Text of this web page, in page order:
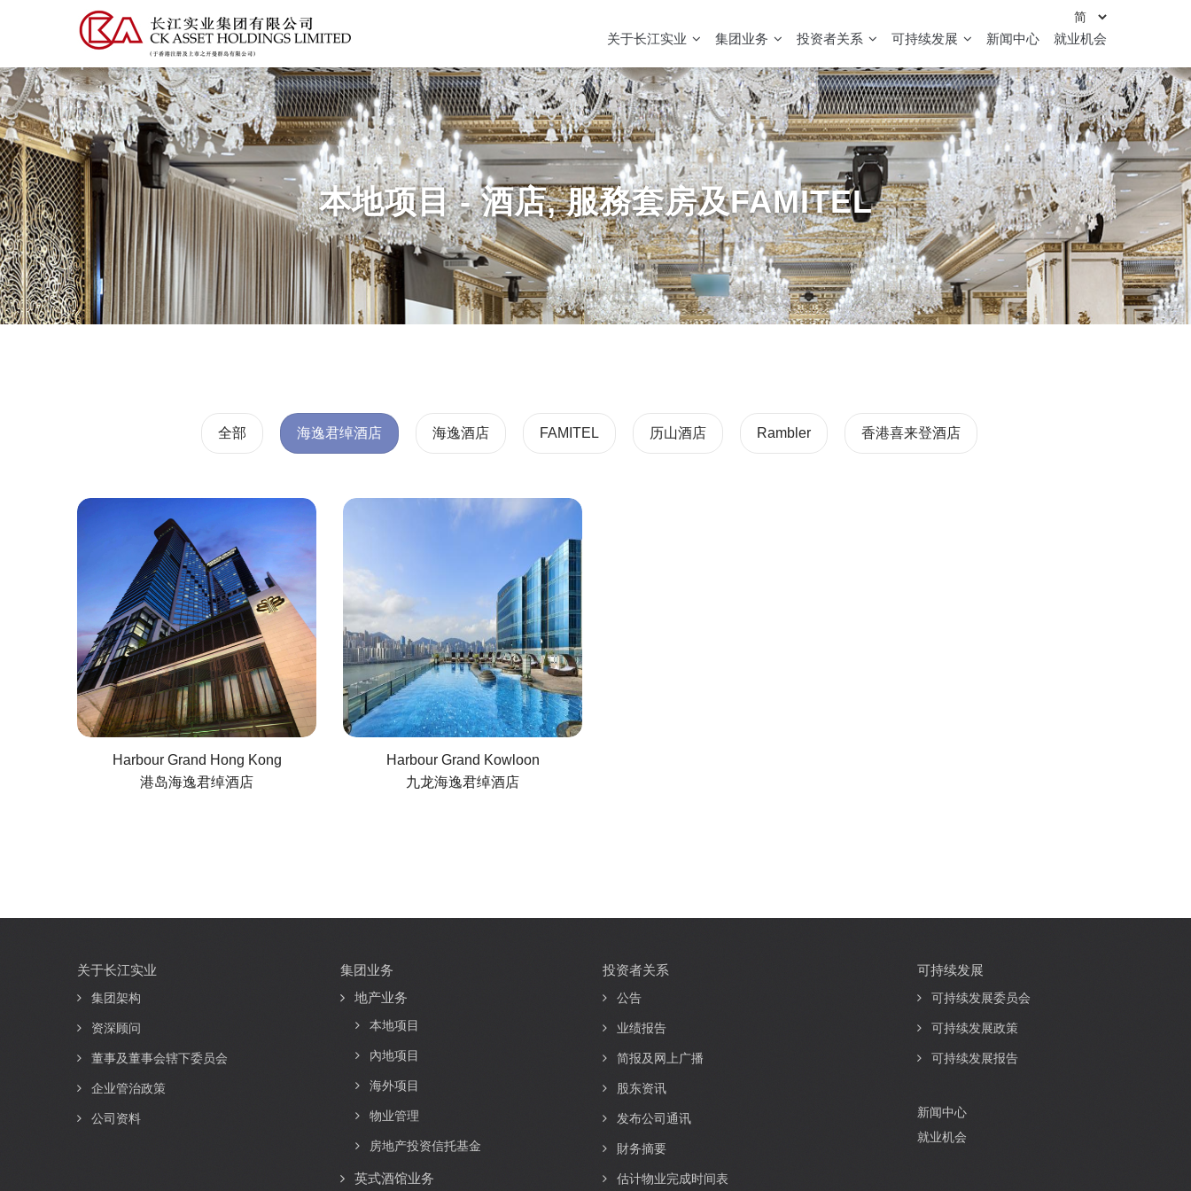
主
要
内
容
关于长江实业 集团业务 投资者关系 可持续发展 新闻中心 就业机会
本地项目 - 酒店, 服務套房及FAMITEL
全部 海逸君绰酒店 海逸酒店 FAMITEL 历山酒店 Rambler 香港喜来登酒店
Harbour Grand Hong Kong
港岛海逸君绰酒店
Harbour Grand Kowloon
九龙海逸君绰酒店
Main
navigation
关于长江实业
集团架构
资深顾问
董事及董事会辖下委员会
企业管治政策
公司资料
集团业务
地产业务
本地项目
內地项目
海外项目
物业管理
房地产投资信托基金
英式酒馆业务
投资者关系
公告
业绩报告
简报及网上广播
股东资讯
发布公司通讯
財务摘要
估计物业完成时间表
可持续发展
可持续发展委员会
可持续发展政策
可持续发展报告
新闻中心
就业机会